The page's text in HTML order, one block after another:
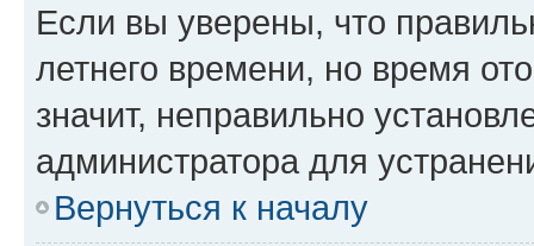
Если вы уверены, что
летнего времени, но время
значит, неправильно
администратора для
Вернуться к началу